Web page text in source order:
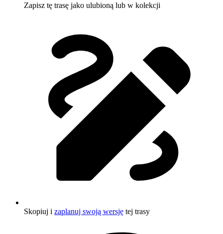
Zapisz tę trasę jako ulubioną lub w kolekcji
Skopiuj i zaplanuj swoją wersję tej trasy